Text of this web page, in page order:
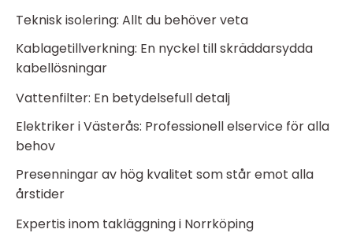
Teknisk isolering: Allt du behöver veta
Kablagetillverkning: En nyckel till skräddarsydda
kabellösningar
Vattenfilter: En betydelsefull detalj
Elektriker i Västerås: Professionell elservice för alla
behov
Presenningar av hög kvalitet som står emot alla
årstider
Expertis inom takläggning i Norrköping